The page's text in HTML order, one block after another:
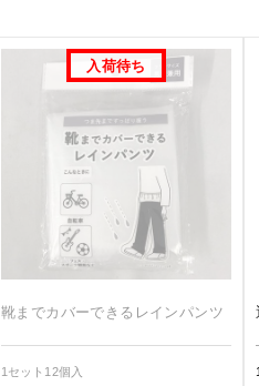
靴までカバーできるレインパンツ
1セット12個入